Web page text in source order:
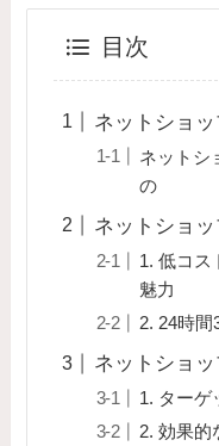
目次
ネットショ
ネットシ
の
ネットショ
1. 低コス
魅力
2. 24時
ネットショ
1. ターゲ
2. 効果的